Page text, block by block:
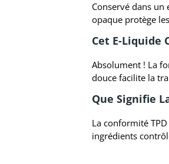
Conservé dans
opaque protège
Cet E-Liquide
Absolument ! La
douce facilite la
Que Signifie
La conformité
ingrédients